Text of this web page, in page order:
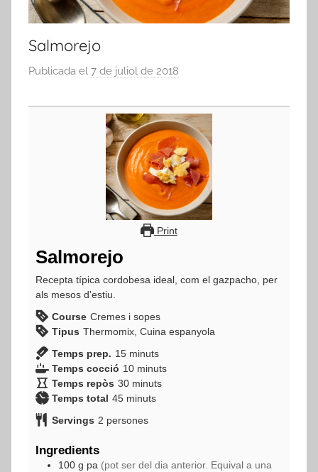
Salmorejo
Publicada el 7 de juliol de 2018
r
a
d
m
i
Print
Salmorejo
Recepta típica cordobesa ideal, com el gazpacho, per
als mesos d'estiu.
Course Cremes i sopes
Tipus Thermomix, Cuina espanyola
Temps prep. 15minuts
minuts
Temps cocció 10minuts
minuts
Temps repòs 30minuts
minuts
Temps total 45minuts
minuts
Servings 2 persones
Ingredients
100 g pa (pot ser del dia anterior. Equival a una